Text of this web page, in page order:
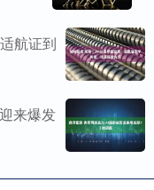
航证到
来爆发